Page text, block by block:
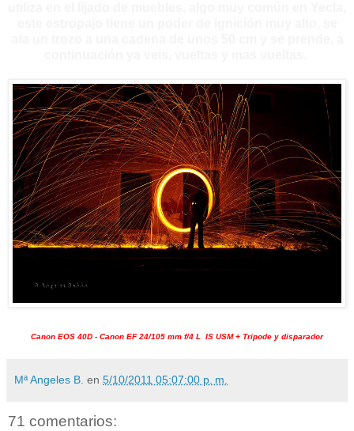
Canon EOS 40D - Canon EF 24/105 mm f/4 L IS USM + Tripode y disparador
Mª Angeles B. en 5/10/2011 05:07:00 p. m.
71 comentarios: